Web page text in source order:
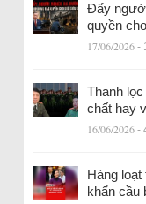
Đẩy
quyền
17/06/2026 -
Thanh
chất hay
16/06/2026 -
Hàng
khẩn cầu